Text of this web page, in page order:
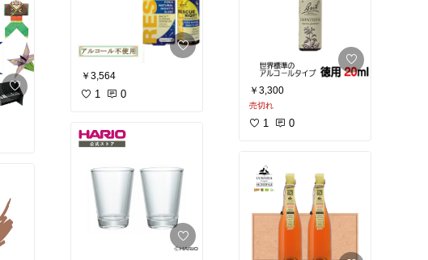
￥3,564
1 0 ￥3,300
売切れ
1 0